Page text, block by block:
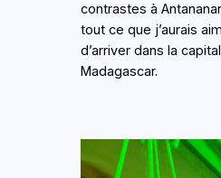
contrastes à
tout ce que j’aurais
d’arriver dans la
Madagascar.